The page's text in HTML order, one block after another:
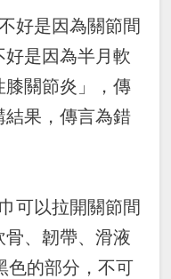
好是因為關節間
是因為半月軟
關節炎」，傳
果，傳言為錯
可以拉開關節間
、韌帶、滑液
色的部分，不可